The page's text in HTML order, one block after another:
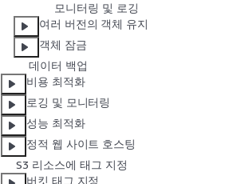
모니터링 및 로깅
여러 버전의 객체 유지
객체 잠금
데이터 백업
비용 최적화
로깅 및 모니터링
성능 최적화
정적 웹 사이트 호스팅
S3 리소스에 태그 지정
버킷 태그 지정